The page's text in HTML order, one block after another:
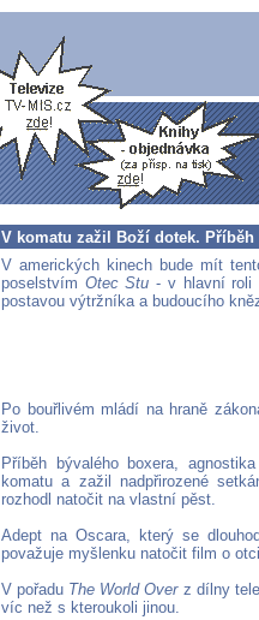
V komatu zažil Boží dotek.
V amerických kinech bude mít
poselstvím Otec Stu - v hlavní roli
postavou výtržníka a budoucího
Po bouřlivém mládí na hraně
život.
Příběh bývalého boxera,
komatu a zažil nadpřirozené
rozhodl natočit na vlastní pěst.
Adept na Oscara, který se
považuje myšlenku natočit film o
V pořadu The World Overz dílny
víc než s kteroukoli jinou.